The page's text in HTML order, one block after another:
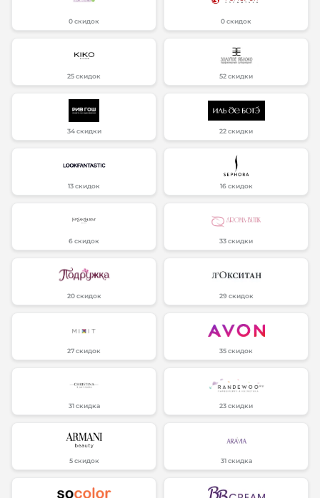
0 скидок 0 скидок
25 скидок 52 скидки
34 скидки 22 скидки
13 скидок 16 скидок
6 скидок 33 скидки
20 скидок 29 скидок
27 скидок 35 скидок
31 скидка 23 скидки
5 скидок 31 скидка